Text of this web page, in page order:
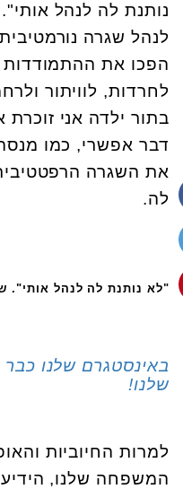
נותנת לה לנהל
לנהל שגרה
הפכו את ההתמודדות
לחרדות, לוויתור
בתור ילדה אני
דבר אפשרי, כמו
את השגרה
לה.
"לא נותנת לה לנהל אותי".
באינסטגרם שלנו
שלנו!
למרות החיוביות
המשפחה שלנו,